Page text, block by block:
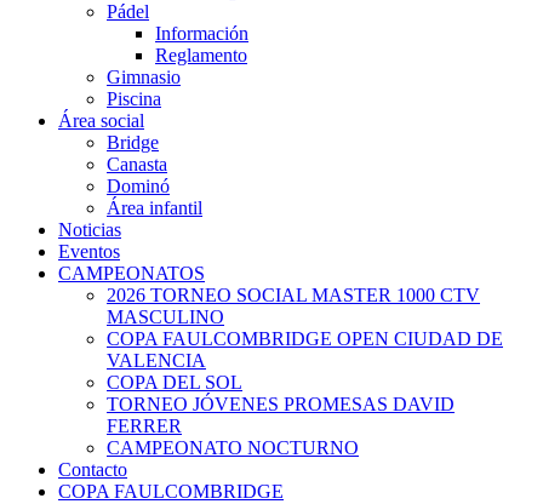
Pádel
Información
Reglamento
Gimnasio
Piscina
Área social
Bridge
Canasta
Dominó
Área infantil
Noticias
Eventos
CAMPEONATOS
2026 TORNEO SOCIAL MASTER 1000 CTV
MASCULINO
COPA FAULCOMBRIDGE OPEN CIUDAD DE
VALENCIA
COPA DEL SOL
TORNEO JÓVENES PROMESAS DAVID
FERRER
CAMPEONATO NOCTURNO
Contacto
COPA FAULCOMBRIDGE